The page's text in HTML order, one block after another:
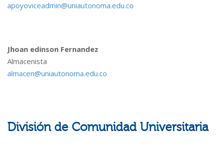
apoyoviceadmin@uniautonoma.edu.co
Jhoan edinson Fernandez
Almacenista
almacen@uniautonoma.edu.co
División de Comunidad Universitaria